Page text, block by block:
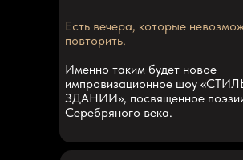
Есть вечера, которые
повторить.
Именно таким будет новое
импровизационное шоу
ЗДАНИИ», посвященное
Серебряного века.